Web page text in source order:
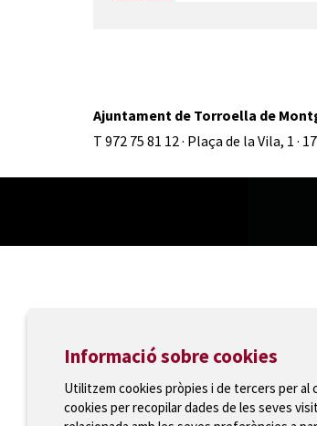
Ajuntament de Torroella de
T 972 75 81 12 · Plaça de la Vila, 1
Informació sobre cookies
Utilitzem cookies pròpies i de tercers per
cookies per recopilar dades de les seves